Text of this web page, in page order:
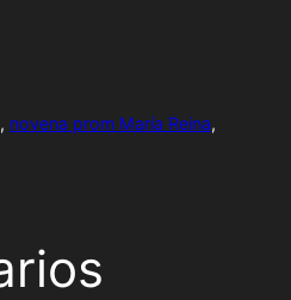
, novena prom María Reina